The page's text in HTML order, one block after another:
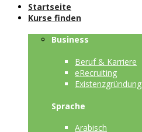
Startseite
Kurse finden
Business
Beruf & Karriere
eRecruiting
Existenzgründung
Sprache
Arabisch